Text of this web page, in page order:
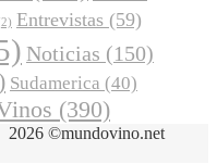
Entrevistas (59)
Noticias (150)
Sudamerica (40)
(390)
2026 ©mundovino.net